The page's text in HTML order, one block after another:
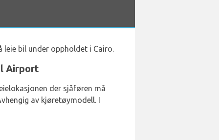
bil under oppholdet i Cairo.
Airport
der sjåføren må
av kjøretøymodell. I